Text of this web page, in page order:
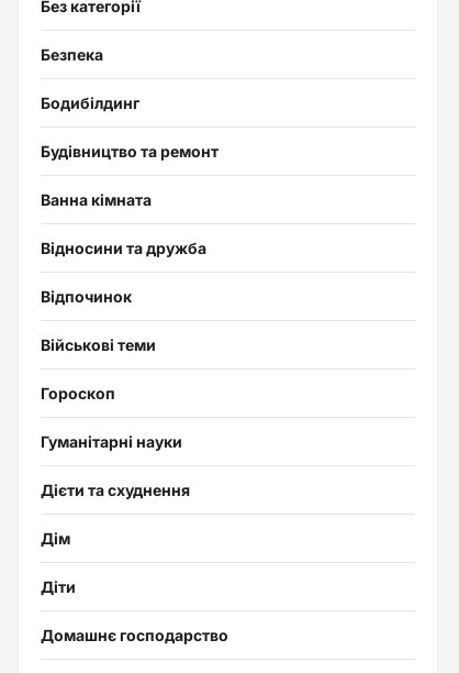
Без категорії
Безпека
Бодибілдинг
Будівництво та ремонт
Ванна кімната
Відносини та дружба
Відпочинок
Військові теми
Гороскоп
Гуманітарні науки
Дієти та схуднення
Дім
Діти
Домашнє господарство